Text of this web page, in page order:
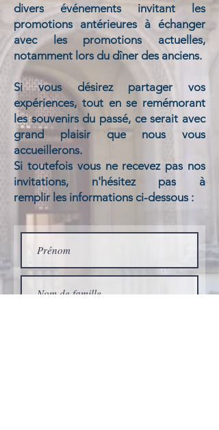
divers événements invitant les
promotions antérieures à échanger
avec les promotions actuelles,
notamment lors du dîner des anciens.
Si vous désirez partager vos
expériences, tout en se remémorant
les souvenirs du passé, ce serait avec
grand plaisir que nous vous
accueillerons.
Si toutefois vous ne recevez pas nos
invitations, n'hésitez pas à
remplir les informations ci-dessous :